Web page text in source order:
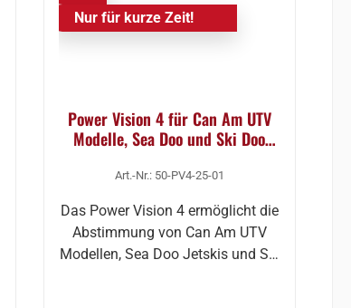
Nur für kurze Zeit!
Power Vision 4 für Can Am UTV
Modelle, Sea Doo und Ski Doo
Art.-Nr.: 50-PV4-25-01
Das Power Vision 4 ermöglicht die
Abstimmung von Can Am UTV
Modellen, Sea Doo Jetskis und Ski